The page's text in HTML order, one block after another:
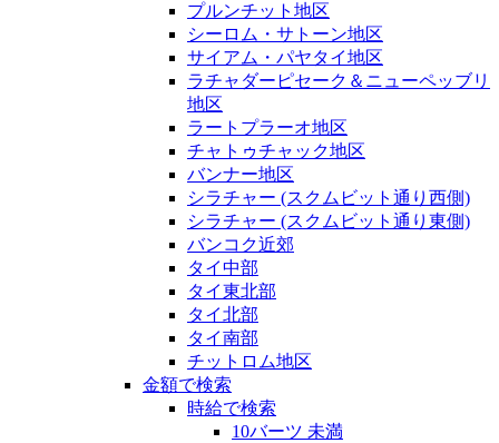
プルンチット地区
シーロム・サトーン地区
サイアム・パヤタイ地区
ラチャダーピセーク＆ニューペッブリ
地区
ラートプラーオ地区
チャトゥチャック地区
バンナー地区
シラチャー (スクムビット通り西側)
シラチャー (スクムビット通り東側)
バンコク近郊
タイ中部
タイ東北部
タイ北部
タイ南部
チットロム地区
金額で検索
時給で検索
10バーツ 未満